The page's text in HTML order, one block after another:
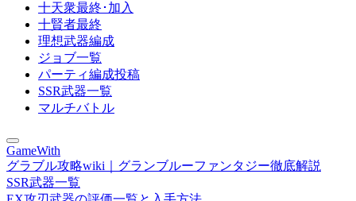
十天衆最終･加入
十賢者最終
理想武器編成
ジョブ一覧
パーティ編成投稿
SSR武器一覧
マルチバトル
GameWith
グラブル攻略wiki｜グランブルーファンタジー徹底解説
SSR武器一覧